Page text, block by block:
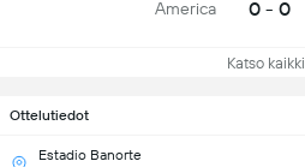
Ottelutiedot
Estadio Banorte
America 0 - 0
Katso kaikki